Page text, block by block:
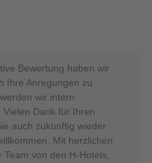
Bewertung haben wir
Ihre Anregungen zu
wir intern
Dank für Ihren
auch zukünftig wieder
Mit herzlichen
von den H-Hotels,